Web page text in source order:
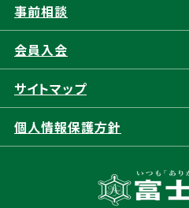
東北
事前相談
会員⼊会
サイトマップ
個人情報保護方針